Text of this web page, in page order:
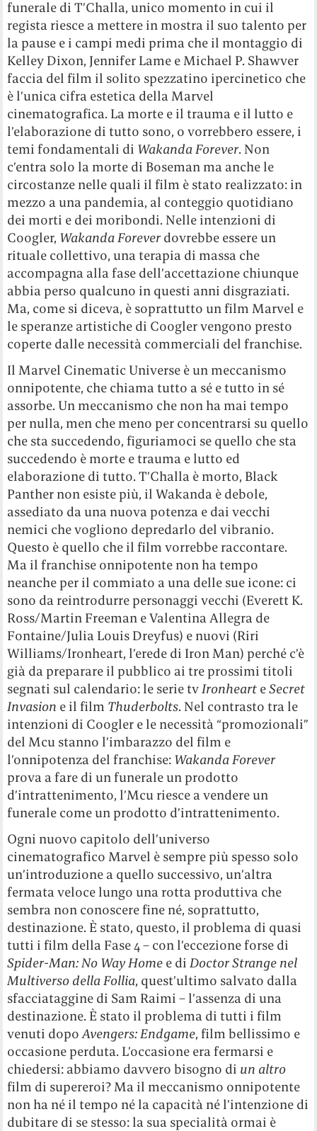
funerale di T’Challa, unico momento in cui il
regista riesce a mettere in mostra il suo talento per
la pause e i campi medi prima che il montaggio di
Kelley Dixon, Jennifer Lame e Michael P. Shawver
faccia del film il solito spezzatino ipercinetico che
è l’unica cifra estetica della Marvel
cinematografica. La morte e il trauma e il lutto e
l’elaborazione di tutto sono, o vorrebbero essere, i
temi fondamentali di Wakanda Forever. Non
c’entra solo la morte di Boseman ma anche le
circostanze nelle quali il film è stato realizzato: in
mezzo a una pandemia, al conteggio quotidiano
dei morti e dei moribondi. Nelle intenzioni di
Coogler, Wakanda Forever dovrebbe essere un
rituale collettivo, una terapia di massa che
accompagna alla fase dell’accettazione chiunque
abbia perso qualcuno in questi anni disgraziati.
Ma, come si diceva, è soprattutto un film Marvel e
le speranze artistiche di Coogler vengono presto
coperte dalle necessità commerciali del franchise.
Il Marvel Cinematic Universe è un meccanismo
onnipotente, che chiama tutto a sé e tutto in sé
assorbe. Un meccanismo che non ha mai tempo
per nulla, men che meno per concentrarsi su quello
che sta succedendo, figuriamoci se quello che sta
succedendo è morte e trauma e lutto ed
elaborazione di tutto. T’Challa è morto, Black
Panther non esiste più, il Wakanda è debole,
assediato da una nuova potenza e dai vecchi
nemici che vogliono depredarlo del vibranio.
Questo è quello che il film vorrebbe raccontare.
Ma il franchise onnipotente non ha tempo
neanche per il commiato a una delle sue icone: ci
sono da reintrodurre personaggi vecchi (Everett K.
Ross/Martin Freeman e Valentina Allegra de
Fontaine/Julia Louis Dreyfus) e nuovi (Riri
Williams/Ironheart, l’erede di Iron Man) perché c’è
già da preparare il pubblico ai tre prossimi titoli
segnati sul calendario: le serie tvIronheart eSecret
Invasion e il film Thuderbolts. Nel contrasto tra le
intenzioni di Coogler e le necessità “promozionali”
del Mcu stanno l’imbarazzo del film e
l’onnipotenza del franchise: Wakanda Forever
prova a fare di un funerale un prodotto
d’intrattenimento, l’Mcu riesce a vendere un
funerale come un prodotto d’intrattenimento.
Ogni nuovo capitolo dell’universo
cinematografico Marvel è sempre più spesso solo
un’introduzione a quello successivo, un’altra
fermata veloce lungo una rotta produttiva che
sembra non conoscere fine né, soprattutto,
destinazione. È stato, questo, il problema di quasi
tutti i film della Fase 4 – con l’eccezione forse di
Spider-Man: No Way Home e diDoctor Strange nel
Multiverso della Follia, quest’ultimo salvato dalla
sfacciataggine di Sam Raimi – l’assenza di una
destinazione. È stato il problema di tutti i film
venuti dopoAvengers: Endgame, film bellissimo e
occasione perduta. L’occasione era fermarsi e
chiedersi: abbiamo davvero bisogno di un altro
film di supereroi? Ma il meccanismo onnipotente
non ha né il tempo né la capacità né l’intenzione di
dubitare di se stesso: la sua specialità ormai è